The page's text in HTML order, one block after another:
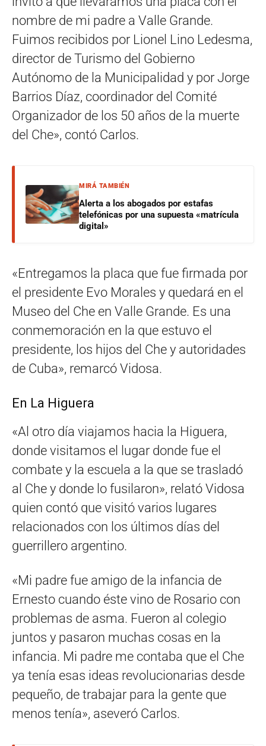
nombre de mi padre a Valle Grande.
Fuimos recibidos por Lionel Lino Ledesma,
director de Turismo del Gobierno
Autónomo de la Municipalidad y por Jorge
Barrios Díaz, coordinador del Comité
Organizador de los 50 años de la muerte
del Che», contó Carlos.
MIRÁ TAMBIÉN
Alerta a los abogados por estafas
telefónicas por una supuesta «matrícula
digital»
«Entregamos la placa que fue firmada por
el presidente Evo Morales y quedará en el
Museo del Che en Valle Grande. Es una
conmemoración en la que estuvo el
presidente, los hijos del Che y autoridades
de Cuba», remarcó Vidosa.
En La Higuera
«Al otro día viajamos hacia la Higuera,
donde visitamos el lugar donde fue el
combate y la escuela a la que se trasladó
al Che y donde lo fusilaron», relató Vidosa
quien contó que visitó varios lugares
relacionados con los últimos días del
guerrillero argentino.
«Mi padre fue amigo de la infancia de
Ernesto cuando éste vino de Rosario con
problemas de asma. Fueron al colegio
juntos y pasaron muchas cosas en la
infancia. Mi padre me contaba que el Che
ya tenía esas ideas revolucionarias desde
pequeño, de trabajar para la gente que
menos tenía», aseveró Carlos.